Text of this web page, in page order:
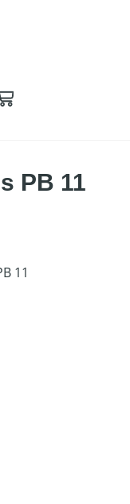
PB 11